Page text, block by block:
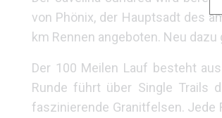
von Phönix, der Hauptsadt des
km Rennen angeboten. Neu
Der 100 Meilen Lauf besteht
Runde führt über Single Trails
faszinierende Granitfelsen. Jede